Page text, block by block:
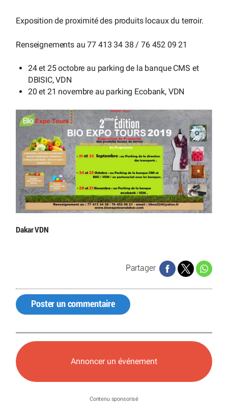
Exposition de proximité des produits locaux du terroir.
Renseignements au 77 413 34 38 / 76 452 09 21
24 et 25 octobre au parking de la banque CMS et
DBISIC, VDN
20 et 21 novembre au parking Ecobank, VDN
Dakar VDN
Partager
Poster un commentaire
Annoncer un événement